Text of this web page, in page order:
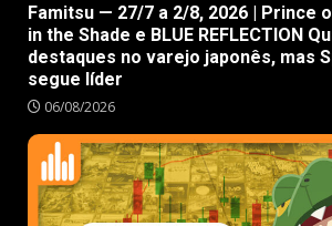
Famitsu — 27/7 a 2/8, 2026 | Prince
in the Shade e BLUE REFLECTION
destaques no varejo japonês, mas
segue líder
06/08/2026